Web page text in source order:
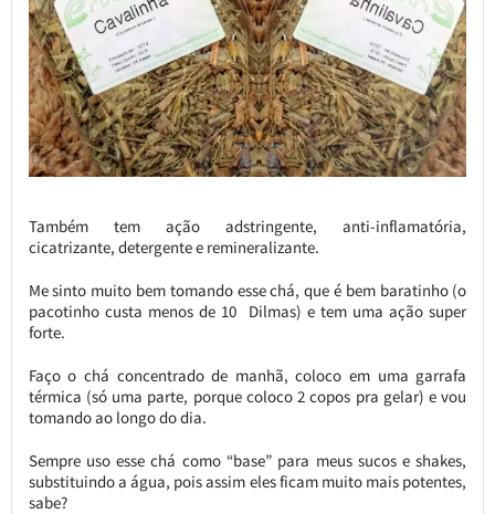
Também tem ação adstringente, anti-inflamatória,
cicatrizante, detergente e remineralizante.
Me sinto muito bem tomando esse chá, que é bem baratinho (o
pacotinho custa menos de 10 Dilmas) e tem uma ação super
forte.
Faço o chá concentrado de manhã, coloco em uma garrafa
térmica (só uma parte, porque coloco 2 copos pra gelar) e vou
tomando ao longo do dia.
Sempre uso esse chá como “base” para meus sucos e shakes,
substituindo a água, pois assim eles ficam muito mais potentes,
sabe?